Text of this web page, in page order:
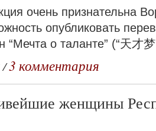
очень признательна
опубликовать
“Мечта о таланте” (“天才
/3 комментария
женщины